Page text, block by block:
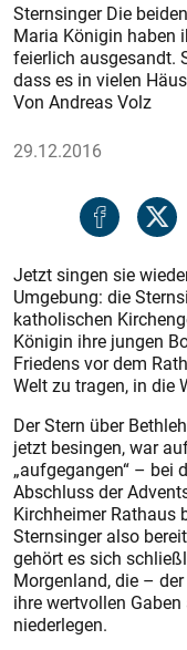
Sternsinger Die
Maria Königin haben
feierlich ausgesandt.
dass es in vielen
Von Andreas Volz
29.12.2016
Jetzt singen sie
Umgebung: die
katholischen
Königin ihre jungen
Friedens vor dem
Welt zu tragen, in die
Der Stern über
jetzt besingen, war
„aufgegangen“ – bei
Abschluss der
Kirchheimer Rathaus
Sternsinger also
gehört es sich
Morgenland, die –
ihre wertvollen
niederlegen.